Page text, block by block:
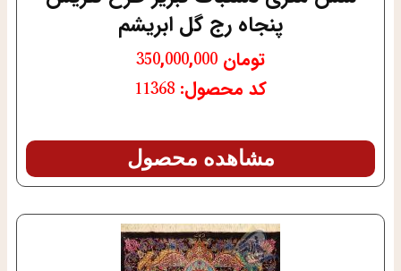
پنجاه رج گل ابریشم
تومان
کد محصول: 11368
مشاهده محصول